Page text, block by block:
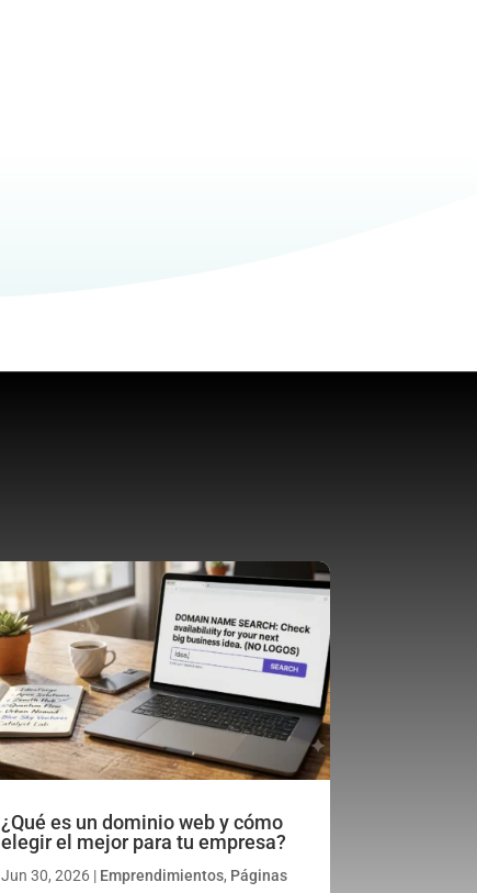
¿Qué es un dominio web y cómo
elegir el mejor para tu empresa?
Jun 30, 2026| Emprendimientos, Páginas